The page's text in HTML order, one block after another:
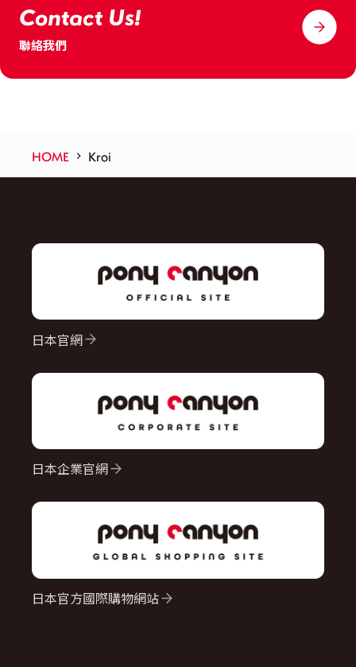
Contact Us!
聯絡我們
HOME Kroi
日本官網
日本企業官網
日本官方國際購物網站